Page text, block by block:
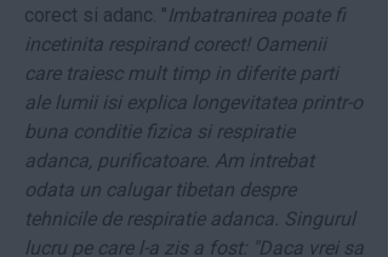
corect si adanc. "Imbatranirea poate fi
incetinita respirand corect! Oamenii
care traiesc mult timp in diferite parti
ale lumii isi explica longevitatea printr-o
buna conditie fizica si respiratie
adanca, purificatoare. Am intrebat
odata un calugar tibetan despre
tehnicile de respiratie adanca. Singurul
lucru pe care l-a zis a fost: "Daca vrei sa